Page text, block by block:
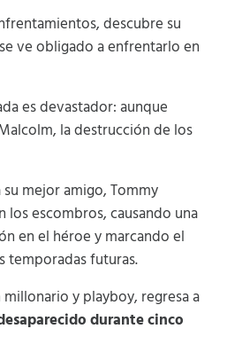
descubre su
ve obligado a enfrentarlo en
es devastador: aunque
la destrucción de los
mejor amigo, Tommy
los escombros, causando una
en el héroe y marcando el
temporadas futuras.
y playboy, regresa a
durante cinco